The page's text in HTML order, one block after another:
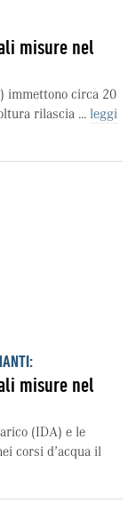
misure nel
immettono circa 20
rilascia ... leggi
misure nel
(IDA) e le
corsi d’acqua il